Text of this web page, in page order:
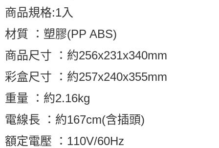
商品規格:1入
材質 ：塑膠(PP ABS)
商品尺寸 ：約256x231x340mm
彩盒尺寸 ：約257x240x355mm
重量 ：約2.16kg
電線長 ：約167cm(含插頭)
額定電壓 ：110V/60Hz